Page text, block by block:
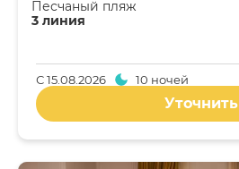
3 линия
Песчаный пляж
С15.08.2026 10 ночей
Уточнить